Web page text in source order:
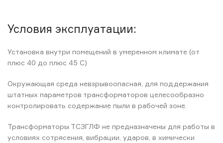
Условия эксплуатации:
Установка внутри помещений в умеренном климате (от
плюс 40 до плюс 45 С)
Окружающая среда невзрывоопасная, для поддержания
штатных параметров трансформаторов целесообразно
контролировать содержание пыли в рабочей зоне.
Трансформаторы ТСЗГЛФ не предназначены для работы в
условиях сотрясения, вибрации, ударов, в химически